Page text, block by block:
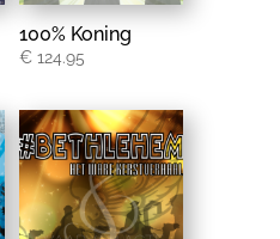
100% Koning
€124.95